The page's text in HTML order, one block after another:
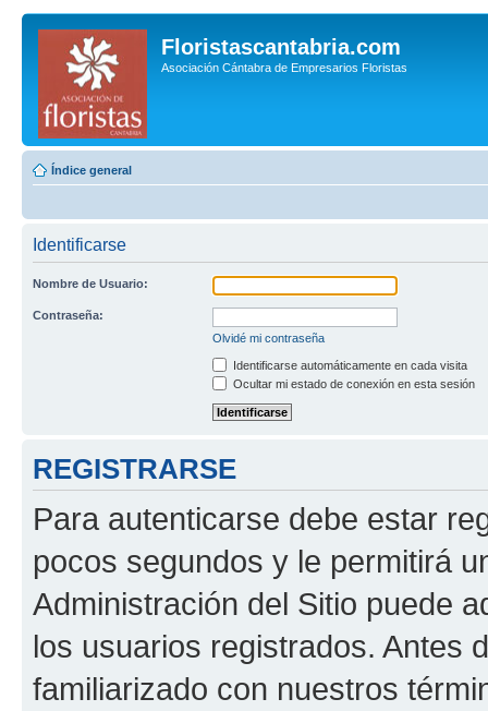
Floristascantabria.com
Asociación Cántabra de Empresarios Floristas
Índice general
Identificarse
Nombre de Usuario:
Contraseña:
Olvidé mi contraseña
Identificarse automáticamente en cada visita
Ocultar mi estado de conexión en esta sesión
REGISTRARSE
Para autenticarse debe estar
pocos segundos y le permitirá
Administración del Sitio puede
los usuarios registrados. Antes
familiarizado con nuestros